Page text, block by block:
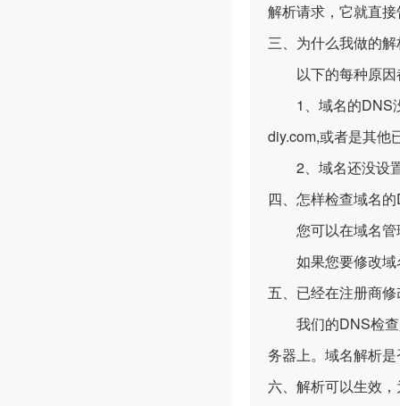
解析请求，它就直
三、为什么我做的
以下的每种原因
1、域名的DNS没
diy.com,或者是其他
2、域名还没设
四、怎样检查域名
您可以在域名管
如果您要修改域
五、已经在注册商
我们的DNS检查
务器上。域名解析
六、解析可以生效